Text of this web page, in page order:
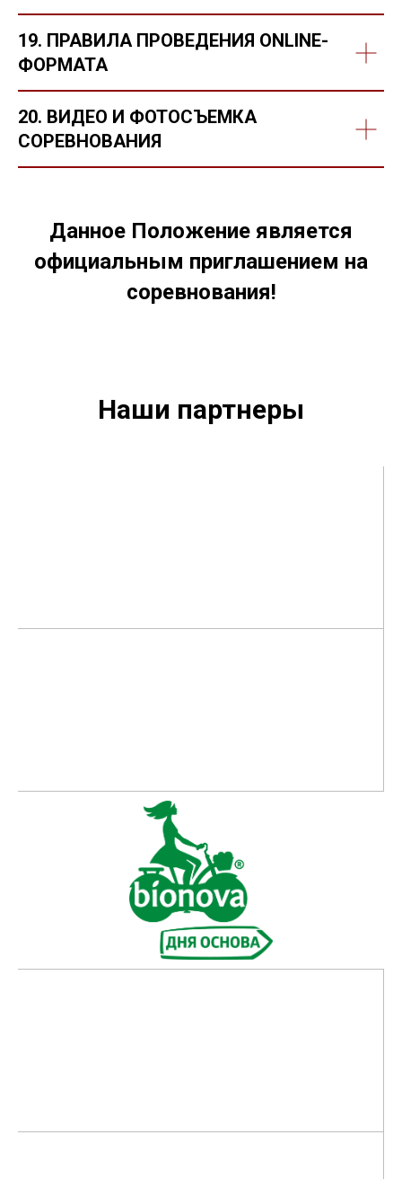
19. ПРАВИЛА ПРОВЕДЕНИЯ ONLINE-
ФОРМАТА
20. ВИДЕО И ФОТОСЪЕМКА
СОРЕВНОВАНИЯ
Данное Положение является
официальным приглашением на
соревнования!
Наши партнеры